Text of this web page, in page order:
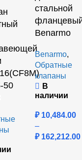
50
стальной
Benarmo
Benarmo,
Обратные
клапаны
В
наличии
₽10,484.00
–
₽162,212.00